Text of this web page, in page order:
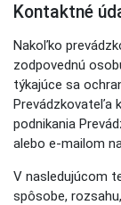
Kontaktné
Nakoľko
zodpovednú
týkajúce sa
Prevádzkovateľa
podnikania
alebo e-mailom
V nasledujúcom
spôsobe,